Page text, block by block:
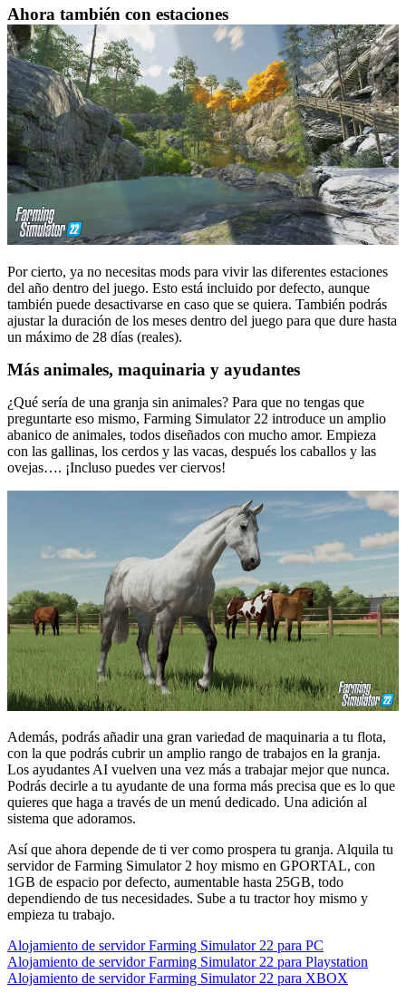
Ahora también con estaciones
Por cierto, ya no necesitas mods para vivir las diferentes estaciones
del año dentro del juego. Esto está incluido por defecto, aunque
también puede desactivarse en caso que se quiera. También podrás
ajustar la duración de los meses dentro del juego para que dure hasta
un máximo de 28 días (reales).
Más animales, maquinaria y ayudantes
¿Qué sería de una granja sin animales? Para que no tengas que
preguntarte eso mismo, Farming Simulator 22 introduce un amplio
abanico de animales, todos diseñados con mucho amor. Empieza
con las gallinas, los cerdos y las vacas, después los caballos y las
ovejas…. ¡Incluso puedes ver ciervos!
Además, podrás añadir una gran variedad de maquinaria a tu flota,
con la que podrás cubrir un amplio rango de trabajos en la granja.
Los ayudantes AI vuelven una vez más a trabajar mejor que nunca.
Podrás decirle a tu ayudante de una forma más precisa que es lo que
quieres que haga a través de un menú dedicado. Una adición al
sistema que adoramos.
Así que ahora depende de ti ver como prospera tu granja. Alquila tu
servidor de Farming Simulator 2 hoy mismo en GPORTAL, con
1GB de espacio por defecto, aumentable hasta 25GB, todo
dependiendo de tus necesidades. Sube a tu tractor hoy mismo y
empieza tu trabajo.
Alojamiento de servidor Farming Simulator 22 para PC
Alojamiento de servidor Farming Simulator 22 para Playstation
Alojamiento de servidor Farming Simulator 22 para XBOX